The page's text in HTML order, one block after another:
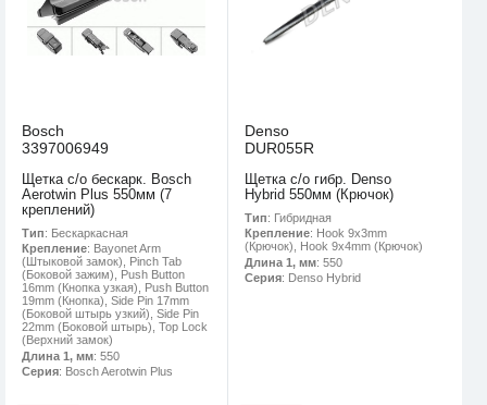
Bosch
3397006949
Щетка с/о бескарк. Bosch
Aerotwin Plus 550мм (7
креплений)
Тип: Бескаркасная
Крепление: Bayonet Arm
(Штыковой замок), Pinch Tab
(Боковой зажим), Push Button
16mm (Кнопка узкая), Push Button
19mm (Кнопка), Side Pin 17mm
(Боковой штырь узкий), Side Pin
22mm (Боковой штырь), Top Lock
(Верхний замок)
Длина 1, мм: 550
Серия: Bosch Aerotwin Plus
Denso
DUR055R
Щетка с/о гибр. Denso
Hybrid 550мм (Крючок)
Тип: Гибридная
Крепление: Hook 9x3mm
(Крючок), Hook 9x4mm (Крючок)
Длина 1, мм: 550
Серия: Denso Hybrid